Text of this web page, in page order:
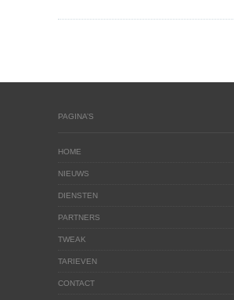
PAGINA’S
HOME
NIEUWS
DIENSTEN
PARTNERS
TWEAK
TARIEVEN
CONTACT